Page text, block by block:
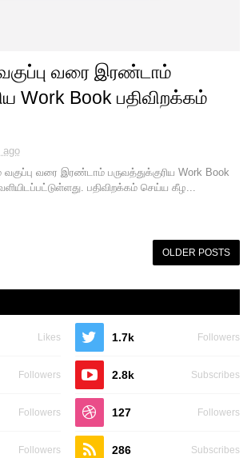
வரை இரண்டாம்
Work Book பதிவிறக்கம்
ago
வரை இரண்டாம் பருவத்துக்குரிய Work Book
பதிவிறக்கம் செய்ய கீழ...
OLDER POSTS
Likes 1.7k Followers
Followers 2.8k Subscribes
Followers 127 Followers
Followers 286 Subscribes